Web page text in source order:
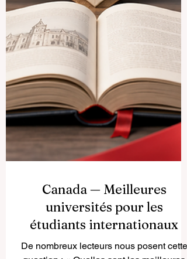
Canada — Meilleures
universités pour les
étudiants internationaux